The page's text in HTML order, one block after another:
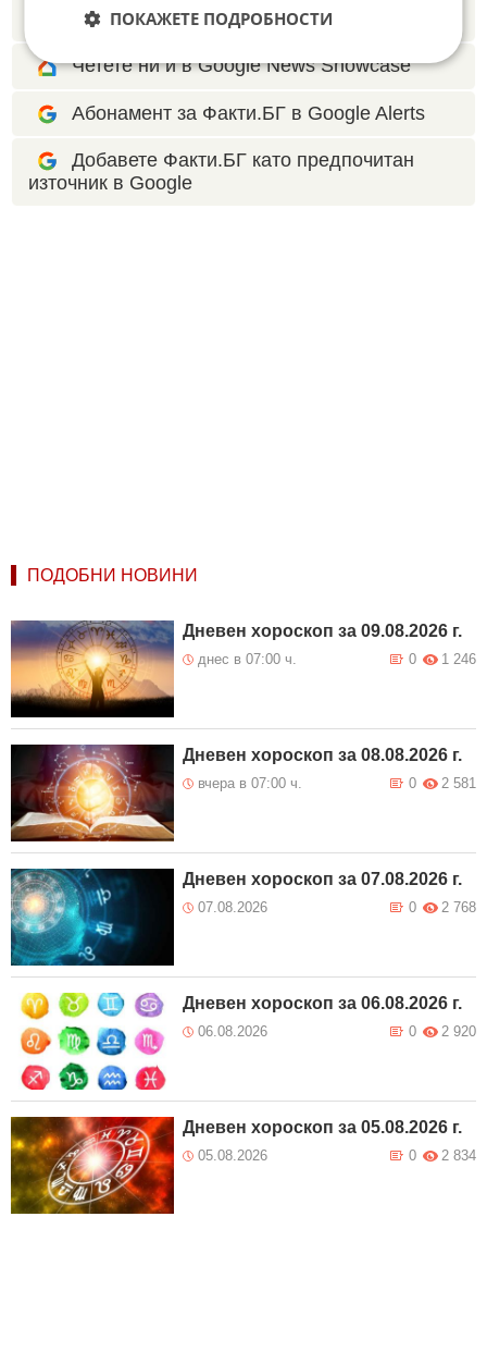
Instagram,YouTube ,канал Viber,X
Четете ни и в Google News Showcase
Абонамент за Факти.БГ в Google Alerts
Добавете Факти.БГ като предпочитан
източник в Google
ПОДОБНИ НОВИНИ
Дневен хороскоп за 09.08.2026 г.
днес в 07:00 ч. 1 246
0
Дневен хороскоп за 08.08.2026 г.
вчера в 07:00 ч. 2 581
0
Дневен хороскоп за 07.08.2026 г.
07.08.2026 2 768
0
Дневен хороскоп за 06.08.2026 г.
06.08.2026 2 920
0
Дневен хороскоп за 05.08.2026 г.
05.08.2026 2 834
0
ПОКАЖЕТЕ ПОДРОБНОСТИ